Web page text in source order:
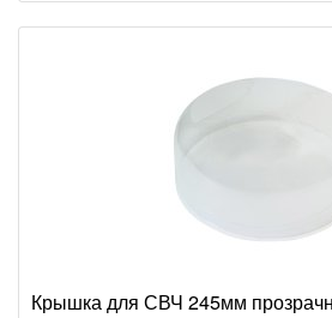
Крышка для СВЧ 245мм